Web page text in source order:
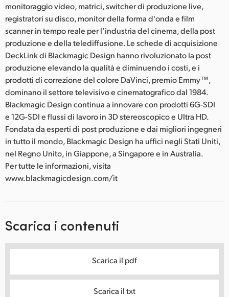
monitoraggio video, matrici, switcher di produzione live,
registratori su disco, monitor della forma d'onda e film
scanner in tempo reale per l’industria del cinema, della post
produzione e della telediffusione. Le schede di acquisizione
DeckLink di Blackmagic Design hanno rivoluzionato la post
produzione elevando la qualità e diminuendo i costi, e i
prodotti di correzione del colore DaVinci, premio Emmy™,
dominano il settore televisivo e cinematografico dal 1984.
Blackmagic Design continua a innovare con prodotti 6G-SDI
e 12G-SDI e flussi di lavoro in 3D stereoscopico e Ultra HD.
Fondata da esperti di post produzione e dai migliori ingegneri
in tutto il mondo, Blackmagic Design ha uffici negli Stati Uniti,
nel Regno Unito, in Giappone, a Singapore e in Australia.
Per tutte le informazioni, visita
www.blackmagicdesign.com/it
Scarica i contenuti
Scarica il pdf
Scarica il txt